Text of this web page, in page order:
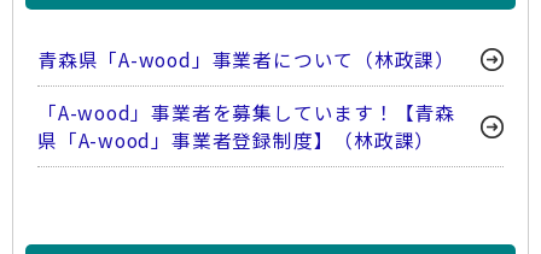
青森県「A-wood」事業者について（林政課）
「A-wood」事業者を募集しています！【青森
県「A-wood」事業者登録制度】（林政課）